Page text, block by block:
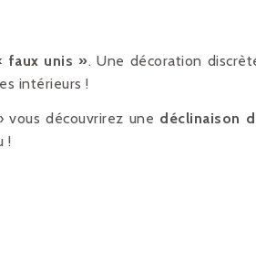
faux unis ». Une décoration
intérieurs !
découvrirez une déclinaison
!